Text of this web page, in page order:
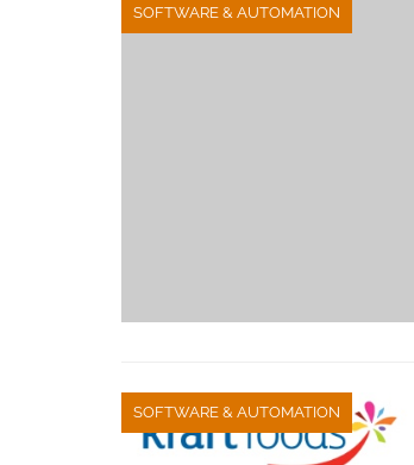
SOFTWARE & AUTOMATION
SOFTWARE & AUTOMATION